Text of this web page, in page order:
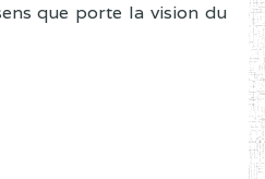
que porte la vision du